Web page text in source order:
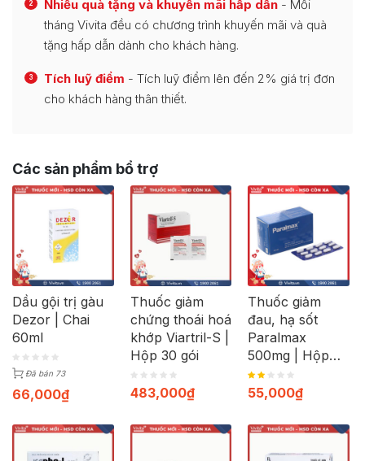
2 Nhiều quà tặng và khuyến mãi hấp dẫn - Mỗi
tháng Vivita đều có chương trình khuyến mãi và quà
tặng hấp dẫn dành cho khách hàng.
3 Tích luỹ điểm - Tích luỹ điểm lên đến 2% giá trị đơn
cho khách hàng thân thiết.
Các sản phẩm bổ trợ
Dầu gội trị gàu
Dezor | Chai
60ml
Đã bán 73
66,000₫
Thuốc giảm
chứng thoái hoá
khớp Viartril-S |
Hộp 30 gói
483,000₫
Thuốc giảm
đau, hạ sốt
Paralmax
500mg | Hộp
120 viên
55,000₫